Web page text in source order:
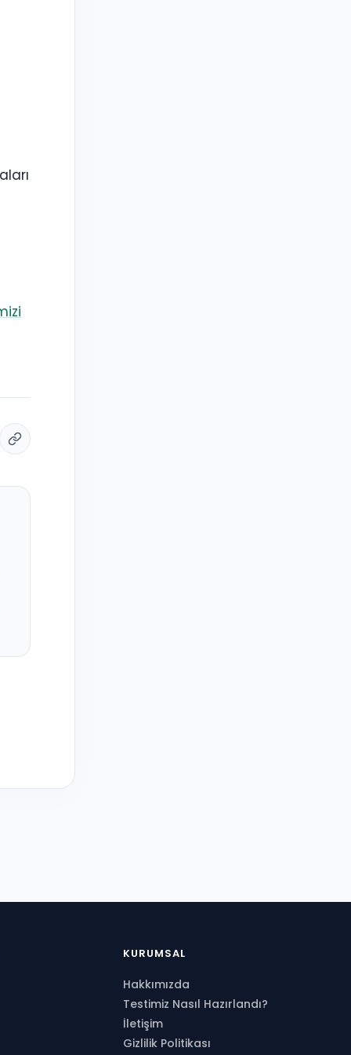
KURUMSAL
Hakkımızda
Testimiz Nasıl Hazırlandı?
İletişim
Gizlilik Politikası